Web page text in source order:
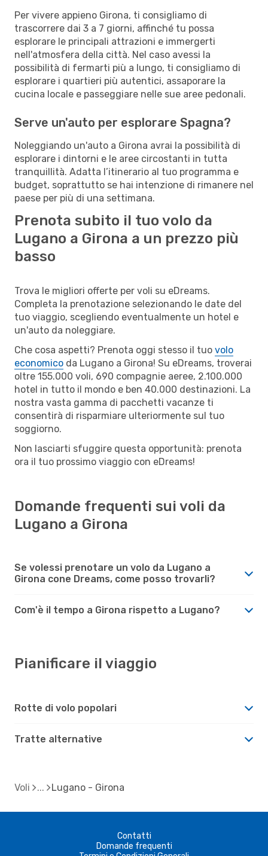
Per vivere appieno Girona, ti consigliamo di
trascorrere dai 3 a 7 giorni, affinché tu possa
esplorare le principali attrazioni e immergerti
nell'atmosfera della città. Nel caso avessi la
possibilità di fermarti più a lungo, ti consigliamo di
esplorare i quartieri più autentici, assaporare la
cucina locale e passeggiare nelle sue aree pedonali.
Serve un'auto per esplorare Spagna?
Noleggiando un'auto a Girona avrai la possibilità di
esplorare i dintorni e le aree circostanti in tutta
tranquillità. Adatta l’itinerario al tuo programma e
budget, soprattutto se hai intenzione di rimanere nel
paese per più di una settimana.
Prenota subito il tuo volo da
Lugano a Girona a un prezzo più
basso
Trova le migliori offerte per voli su eDreams.
Completa la prenotazione selezionando le date del
tuo viaggio, scegliendo eventualmente un hotel e
un'auto da noleggiare.
Che cosa aspetti? Prenota oggi stesso il tuo volo
economico da Lugano a Girona! Su eDreams, troverai
oltre 155.000 voli, 690 compagnie aeree, 2.100.000
hotel in tutto il mondo e ben 40.000 destinazioni. La
nostra vasta gamma di pacchetti vacanze ti
consentirà di risparmiare ulteriormente sul tuo
soggiorno.
Non lasciarti sfuggire questa opportunità: prenota
ora il tuo prossimo viaggio con eDreams!
Domande frequenti sui voli da
Lugano a Girona
Se volessi prenotare un volo da Lugano a
Girona cone Dreams, come posso trovarli?
Com'è il tempo a Girona rispetto a Lugano?
Pianificare il viaggio
Rotte di volo popolari
Tratte alternative
Voli Lugano - Girona
Contatti
Domande frequenti